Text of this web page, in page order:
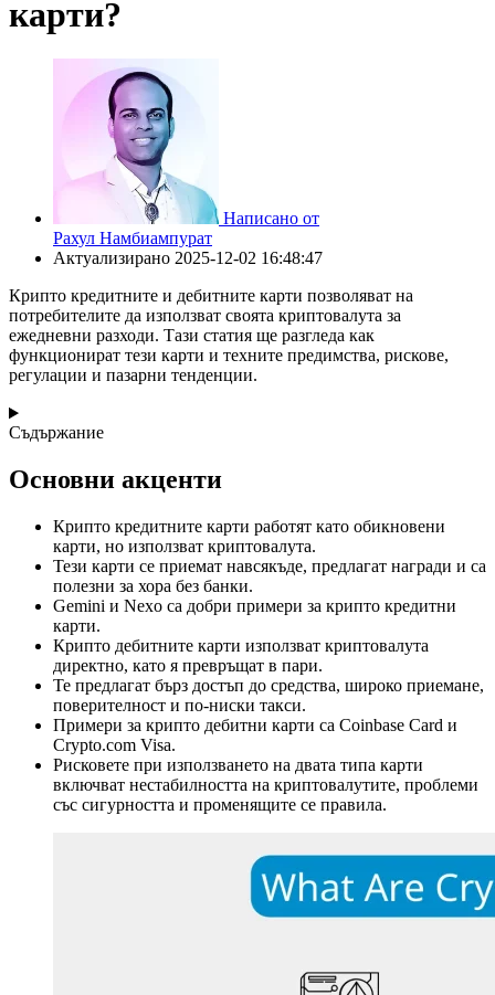
карти?
Написано от
Рахул Намбиампурат
Актуализирано 2025-12-02 16:48:47
Крипто кредитните и дебитните карти позволяват на
потребителите да използват своята криптовалута за
ежедневни разходи. Тази статия ще разгледа как
функционират тези карти и техните предимства, рискове,
регулации и пазарни тенденции.
Съдържание
Основни акценти
Крипто кредитните карти работят като обикновени
карти, но използват криптовалута.
Тези карти се приемат навсякъде, предлагат награди и са
полезни за хора без банки.
Gemini и Nexo са добри примери за крипто кредитни
карти.
Крипто дебитните карти използват криптовалута
директно, като я превръщат в пари.
Те предлагат бърз достъп до средства, широко приемане,
поверителност и по-ниски такси.
Примери за крипто дебитни карти са Coinbase Card и
Crypto.com Visa.
Рисковете при използването на двата типа карти
включват нестабилността на криптовалутите, проблеми
със сигурността и променящите се правила.